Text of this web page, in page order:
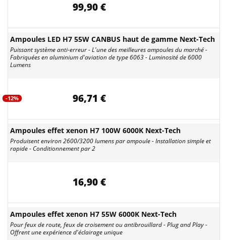
99,90 €
Ampoules LED H7 55W CANBUS haut de gamme Next-Tech
Puissant système anti-erreur - L'une des meilleures ampoules du marché -
Fabriquées en aluminium d'aviation de type 6063 - Luminosité de 6000
Lumens
-12% 96,71 €
Ampoules effet xenon H7 100W 6000K Next-Tech
Produisent environ 2600/3200 lumens par ampoule - Installation simple et
rapide - Conditionnement par 2
16,90 €
Ampoules effet xenon H7 55W 6000K Next-Tech
Pour feux de route, feux de croisement ou antibrouillard - Plug and Play -
Offrent une expérience d'éclairage unique